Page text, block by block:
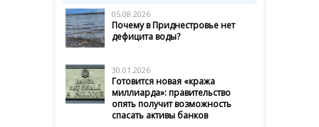
05.08.2026
Почему в Приднестровье нет
дефицита воды?
30.01.2026
Готовится новая «кража
миллиарда»: правительство
опять получит возможность
спасать активы банков